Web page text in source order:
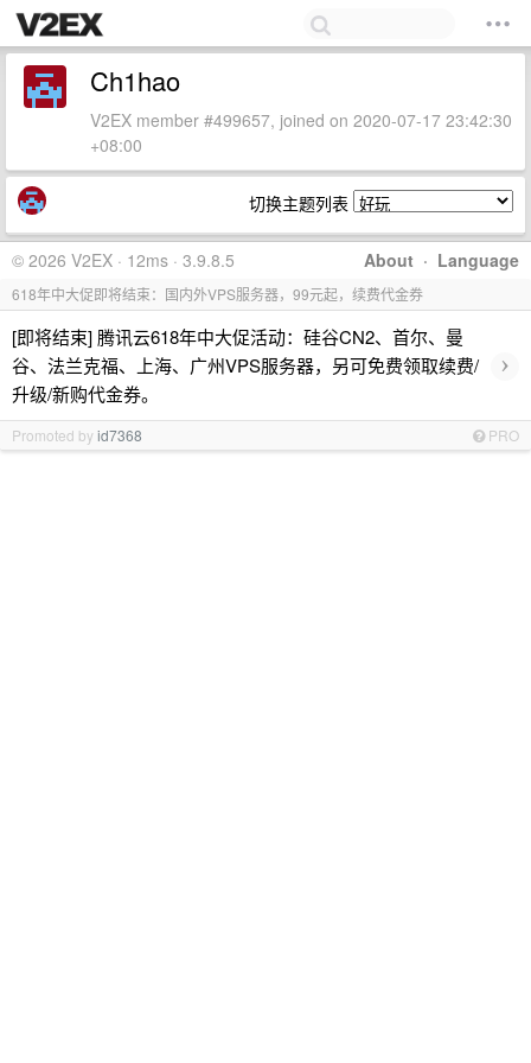
Ch1hao
V2EX member #499657, joined on 2020-07-17 23:42:30
+08:00
切换主题列表
About · Language
© 2026 V2EX · 12ms · 3.9.8.5
618年中大促即将结束：国内外VPS服务器，99元起，续费代金券
[即将结束] 腾讯云618年中大促活动：硅谷CN2、首尔、曼
谷、法兰克福、上海、广州VPS服务器，另可免费领取续费/
升级/新购代金券。
›
Promoted byid7368 PRO